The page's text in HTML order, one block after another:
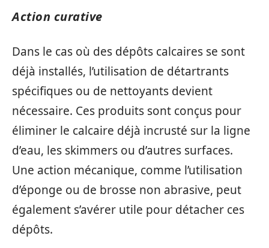
Action curative
Dans le cas où des dépôts calcaires se sont
déjà installés, l’utilisation de détartrants
spécifiques ou de nettoyants devient
nécessaire. Ces produits sont conçus pour
éliminer le calcaire déjà incrusté sur la ligne
d’eau, les skimmers ou d’autres surfaces.
Une action mécanique, comme l’utilisation
d’éponge ou de brosse non abrasive, peut
également s’avérer utile pour détacher ces
dépôts.